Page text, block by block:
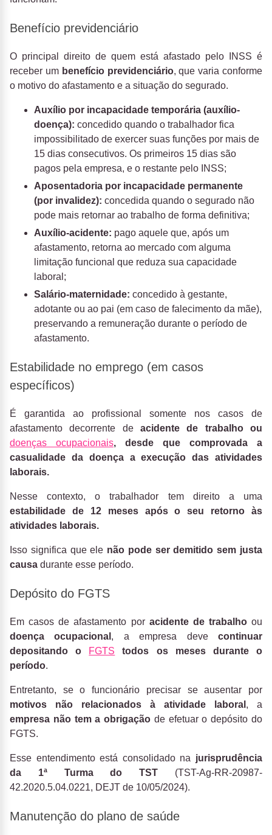
Benefício previdenciário
O principal direito de quem está afastado pelo INSS é
receber um benefício previdenciário, que varia conforme
o motivo do afastamento e a situação do segurado.
Auxílio por incapacidade temporária (auxílio-
doença): concedido quando o trabalhador fica
impossibilitado de exercer suas funções por mais de
15 dias consecutivos. Os primeiros 15 dias são
pagos pela empresa, e o restante pelo INSS;
Aposentadoria por incapacidade permanente
(por invalidez): concedida quando o segurado não
pode mais retornar ao trabalho de forma definitiva;
Auxílio-acidente: pago aquele que, após um
afastamento, retorna ao mercado com alguma
limitação funcional que reduza sua capacidade
laboral;
Salário-maternidade: concedido à gestante,
adotante ou ao pai (em caso de falecimento da mãe),
preservando a remuneração durante o período de
afastamento.
Estabilidade no emprego (em casos
específicos)
É garantida ao profissional somente nos casos de
afastamento decorrente de acidente de trabalho ou
doenças ocupacionais, desde que comprovada a
casualidade da doença a execução das atividades
laborais.
Nesse contexto, o trabalhador tem direito a uma
estabilidade de 12 meses após o seu retorno às
atividades laborais.
Isso significa que ele não pode ser demitido sem justa
causa durante esse período.
Depósito do FGTS
Em casos de afastamento por acidente de trabalhoou
doença ocupacional , a empresa devecontinuar
depositando o
FGTS todos os meses durante o
período.
Entretanto, se o funcionário precisar se ausentar por
motivos não relacionados à atividade laboral , a
empresa não tem a obrigação de efetuar o depósito do
FGTS.
Esse entendimento está consolidado na jurisprudência
da 1ª Turma do TST (TST-Ag-RR-20987-
42.2020.5.04.0221, DEJT de 10/05/2024).
Manutenção do plano de saúde